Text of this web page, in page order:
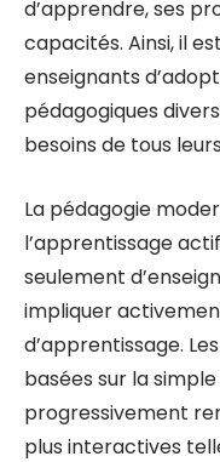
d’apprendre, ses
capacités. Ainsi, il
enseignants
pédagogiques
besoins de tous
La pédagogie
l’apprentissage
seulement
impliquer
d’apprentissage.
basées sur la
progressivement
plus interactives